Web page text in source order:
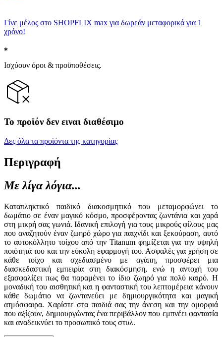
Γίνε μέλος στο SHOPFLIX max για δωρεάν μεταφορικά για 1
χρόνο!
Ισχύουν όροι & προϋποθέσεις.
Το προϊόν δεν ειναι διαθέσιμο
Δες όλα τα προϊόντα της κατηγορίας
Περιγραφή
Με λίγα λόγια...
Καταπληκτικό παιδικό διακοσμητικό που μεταμορφώνει το
δωμάτιο σε έναν μαγικό κόσμο, προσφέροντας ζωντάνια και χαρά
στη μικρή σας γωνιά. Ιδανική επιλογή για τους μικρούς φίλους μας
που αναζητούν έναν ζωηρό χώρο για παιχνίδι και ξεκούραση, αυτό
το αυτοκόλλητο τοίχου από την Titanum φημίζεται για την υψηλή
ποιότητά του και την εύκολη εφαρμογή του. Ασφαλές για χρήση σε
κάθε τοίχο και σχεδιασμένο με αγάπη, προσφέρει μια
διασκεδαστική εμπειρία στη διακόσμηση, ενώ η αντοχή του
εξασφαλίζει πως θα παραμένει το ίδιο ζωηρό για πολύ καιρό. Η
μοναδική του αισθητική και η φανταστική του λεπτομέρεια κάνουν
κάθε δωμάτιο να ζωντανεύει με δημιουργικότητα και μαγική
ατμόσφαιρα. Χαρίστε στα παιδιά σας την άνεση και την ομορφιά
που αξίζουν, δημιουργώντας ένα περιβάλλον που εμπνέει φαντασία
και αναδεικνύει το προσωπικό τους στυλ.